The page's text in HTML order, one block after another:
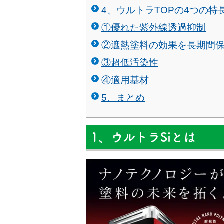
4、ウルトラTOPの4つの特
①優れた紫外線透過抑制
②遮熱塗料の効果を長期間
③超低汚染性
④適用基材
5、まとめ
1、ウルトラSiとは